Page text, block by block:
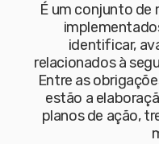
É um conjunto de
identificar,
relacionados à
Entre as
estão a
planos de ação,